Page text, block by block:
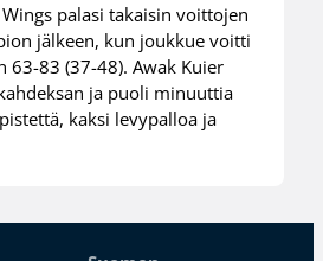
Wings palasi takaisin voittojen
jälkeen, kun joukkue voitti
63-83 (37-48). Awak Kuier
ja puoli minuuttia
kaksi levypalloa ja